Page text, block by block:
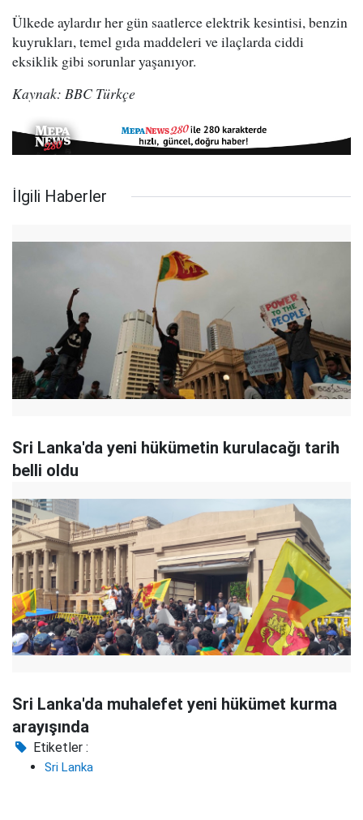
Ülkede aylardır her gün saatlerce elektrik kesintisi, benzin
kuyrukları, temel gıda maddeleri ve ilaçlarda ciddi
eksiklik gibi sorunlar yaşanıyor.
Kaynak: BBC Türkçe
İlgili Haberler
Sri Lanka'da yeni hükümetin kurulacağı tarih
belli oldu
Sri Lanka'da muhalefet yeni hükümet kurma
arayışında
Etiketler :
Sri Lanka